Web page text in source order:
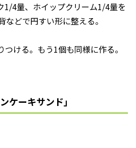
1/4量、ホイップクリーム1/4量を
どで円すい形に整える。
ける。もう1個も同様に作る。
ケーキサンド」